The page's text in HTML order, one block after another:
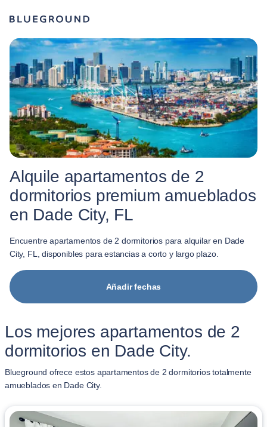
Alquile apartamentos de 2
dormitorios premium amueblados
en Dade City, FL
Encuentre apartamentos de 2 dormitorios para alquilar en Dade
City, FL, disponibles para estancias a corto y largo plazo.
Añadir fechas
Los mejores apartamentos de 2
dormitorios en Dade City.
Blueground ofrece estos apartamentos de 2 dormitorios totalmente
amueblados en Dade City.